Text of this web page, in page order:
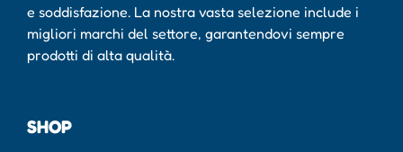
e soddisfazione. La nostra vasta selezione include i
migliori marchi del settore, garantendovi sempre
prodotti di alta qualità.
SHOP